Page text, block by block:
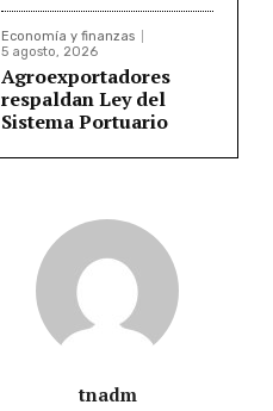
Economía y finanzas
5 agosto, 2026
Agroexportadores
respaldan Ley del
Sistema Portuario
tnadm